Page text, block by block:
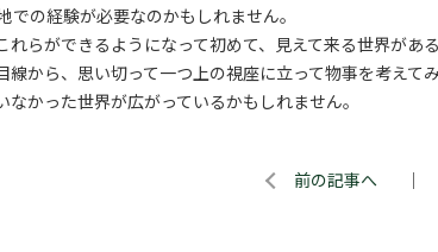
での経験が必要なのかもしれません。
れらができるようになって初めて、見えて来る世界があ
線から、思い切って一つ上の視座に立って物事を考えて
なかった世界が広がっているかもしれません。
前の記事へ ｜